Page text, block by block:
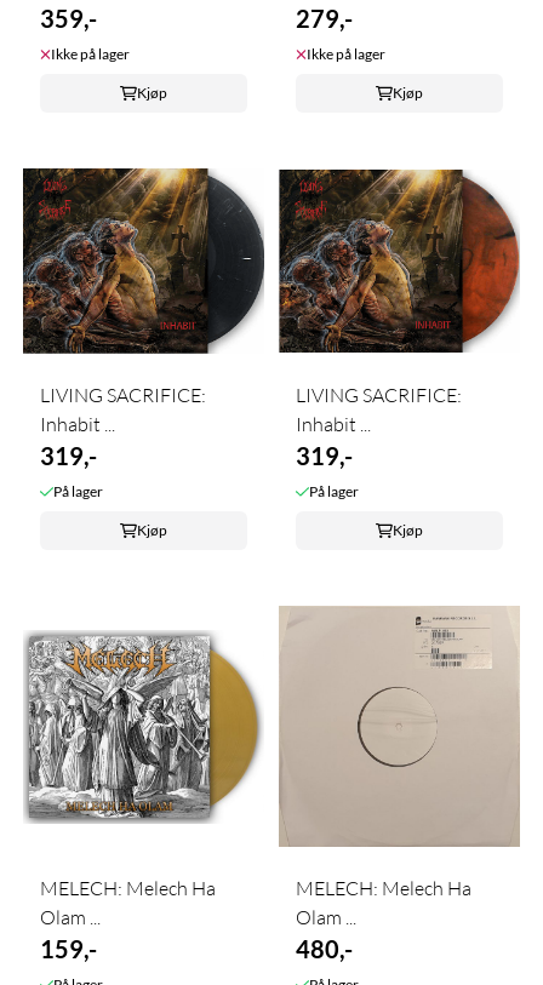
359,-
Ikke på lager
Kjøp
279,-
Ikke på lager
Kjøp
LIVING SACRIFICE:
Inhabit ...
319,-
På lager
Kjøp
LIVING SACRIFICE:
Inhabit ...
319,-
På lager
Kjøp
MELECH: Melech Ha
Olam ...
159,-
MELECH: Melech Ha
Olam ...
480,-